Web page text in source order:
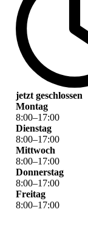
jetzt geschlossen
Montag
8:00–17:00
Dienstag
8:00–17:00
Mittwoch
8:00–17:00
Donnerstag
8:00–17:00
Freitag
8:00–17:00